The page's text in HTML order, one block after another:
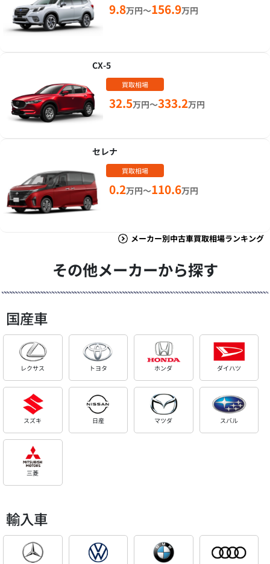
9.8万円～156.9万円
CX-5
買取相場
32.5万円～333.2万円
セレナ
買取相場
0.2万円～110.6万円
メーカー別中古車買取相場ランキング
その他メーカーから探す
国産車
レクサス トヨタ ホンダ ダイハツ
スズキ 日産 マツダ スバル
三菱
輸入車